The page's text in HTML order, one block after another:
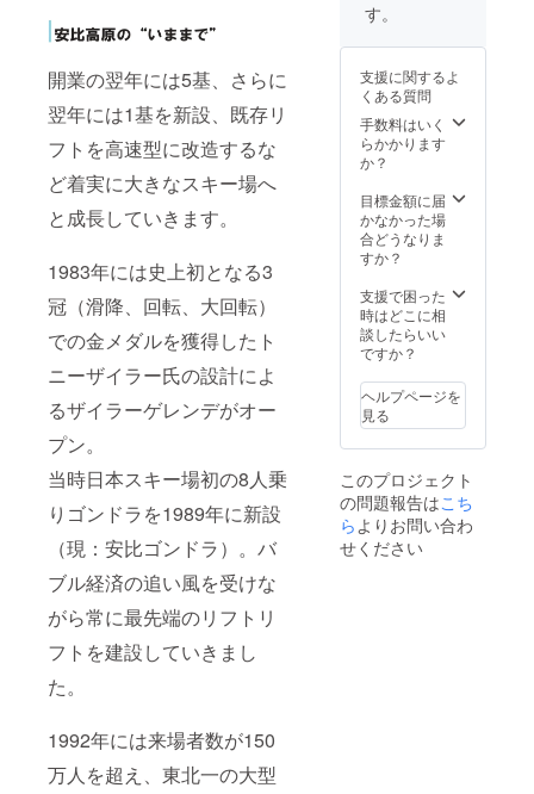
開業の翌年には5基、さらに
翌年には1基を新設、既存リ
フトを高速型に改造するな
ど着実に大きなスキー場へ
と成長していきます。
1983年には史上初となる3
冠（滑降、回転、大回転）
での金メダルを獲得したト
ニーザイラー氏の設計によ
るザイラーゲレンデがオー
プン。
当時日本スキー場初の8人乗
りゴンドラを1989年に新設
（現：安比ゴンドラ）。バ
ブル経済の追い風を受けな
がら常に最先端のリフトリ
フトを建設していきまし
た。
1992年には来場者数が150
万人を超え、東北一の大型
み後
にてご
連絡い
たしま
す。
※10月
降にお
申込み
の場合
は広告
み来
シーズ
ン実施
いたし
特典と
して
滑って
応援プ
のシー
ズン券
もお渡
ししま
す。
別） ※ 1
掲載で
きる広
告は1
種類の
みとな
す。 ※ 1
申込に
つき壁
面の窓1
稿枠と
なりま
す。
（画像
枠） ※
必要情
報はお
申し込
メール
にてご
連絡い
たしま
す。
または
カー
シート
サイ
ズ / 天
地天地
0 ㎜ ×
左右
(W)1,73
0 ㎜
金( 製作
費込) /
300,000
円（税
申込で
掲載で
きる広
告は1
みとな
りま
す。 ※ 1
申込に
つき壁
す。
支援に関するよ
くある質問
手数料はいく
らかかります
か？
目標金額に届
かなかった場
合どうなりま
すか？
支援で困った
時はどこに相
談したらいい
ですか？
ヘルプページを
見る
このプロジェクト
の問題報告はこち
らよりお問い合わ
せください